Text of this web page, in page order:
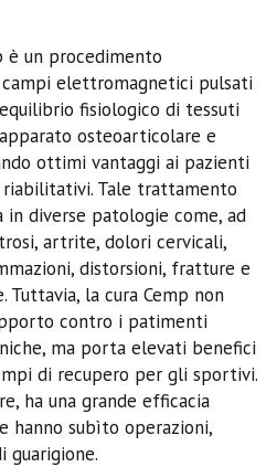
è un procedimento
elettromagnetici pulsati
fisiologico di tessuti
osteoarticolare e
ottimi vantaggi ai pazienti
Tale trattamento
in diverse patologie come, ad
artrite, dolori cervicali,
distorsioni, fratture e
la cura Cemp non
contro i patimenti
ma porta elevati benefici
di recupero per gli sportivi.
ha una grande efficacia
hanno subìto operazioni,
guarigione.